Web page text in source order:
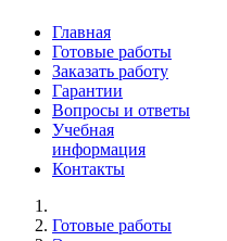
Главная
Готовые работы
Заказать работу
Гарантии
Вопросы и ответы
Учебная
информация
Контакты
Готовые работы